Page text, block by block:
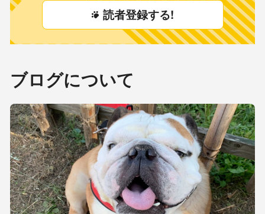
読者登録する!
ブログについて